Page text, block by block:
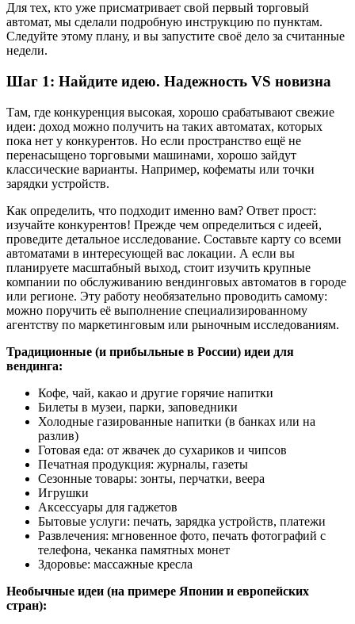
Для тех, кто уже присматривает свой первый торговый
автомат, мы сделали подробную инструкцию по пунктам.
Следуйте этому плану, и вы запустите своё дело за считанные
недели.
Шаг 1: Найдите идею. Надежность VS новизна
Там, где конкуренция высокая, хорошо срабатывают свежие
идеи: доход можно получить на таких автоматах, которых
пока нет у конкурентов. Но если пространство ещё не
перенасыщено торговыми машинами, хорошо зайдут
классические варианты. Например, кофематы или точки
зарядки устройств.
Как определить, что подходит именно вам? Ответ прост:
изучайте конкурентов! Прежде чем определиться с идеей,
проведите детальное исследование. Составьте карту со всеми
автоматами в интересующей вас локации. А если вы
планируете масштабный выход, стоит изучить крупные
компании по обслуживанию вендинговых автоматов в городе
или регионе. Эту работу необязательно проводить самому:
можно поручить её выполнение специализированному
агентству по маркетинговым или рыночным исследованиям.
Традиционные (и прибыльные в России) идеи для
вендинга:
Кофе, чай, какао и другие горячие напитки
Билеты в музеи, парки, заповедники
Холодные газированные напитки (в банках или на
разлив)
Готовая еда: от жвачек до сухариков и чипсов
Печатная продукция: журналы, газеты
Сезонные товары: зонты, перчатки, веера
Игрушки
Аксессуары для гаджетов
Бытовые услуги: печать, зарядка устройств, платежи
Развлечения: мгновенное фото, печать фотографий с
телефона, чеканка памятных монет
Здоровье: массажные кресла
Необычные идеи (на примере Японии и европейских
стран):